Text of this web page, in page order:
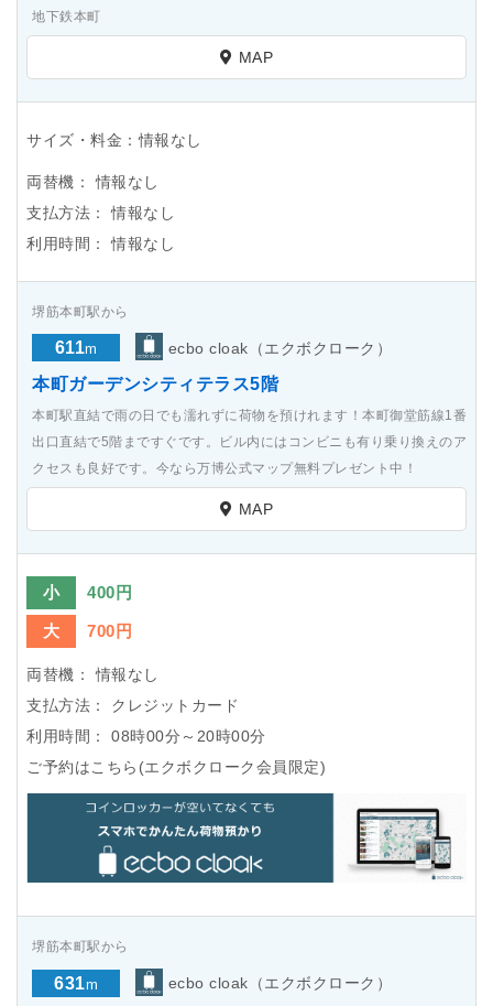
地下鉄本町
MAP
サイズ・料金：情報なし
両替機：
情報なし
支払方法：
情報なし
利用時間：
情報なし
堺筋本町駅から
611m ecbo cloak（エクボクローク）
本町ガーデンシティテラス5階
本町駅直結で雨の日でも濡れずに荷物を預けれます！本町御堂筋線1番
出口直結で5階まですぐです。ビル内にはコンビニも有り乗り換えのア
クセスも良好です。今なら万博公式マップ無料プレゼント中！
MAP
小 400円
大 700円
両替機：
情報なし
支払方法：
クレジットカード
利用時間：
08時00分～20時00分
ご予約はこちら(エクボクローク会員限定)
堺筋本町駅から
631m ecbo cloak（エクボクローク）